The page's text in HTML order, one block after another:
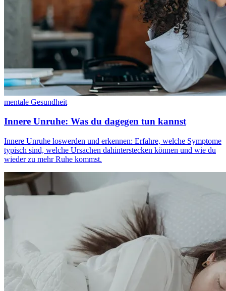
mentale Gesundheit
Innere Unruhe: Was du dagegen tun kannst
Innere Unruhe loswerden und erkennen: Erfahre, welche Symptome
typisch sind, welche Ursachen dahinterstecken können und wie du
wieder zu mehr Ruhe kommst.